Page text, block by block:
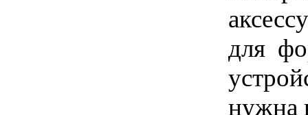
для
нужна